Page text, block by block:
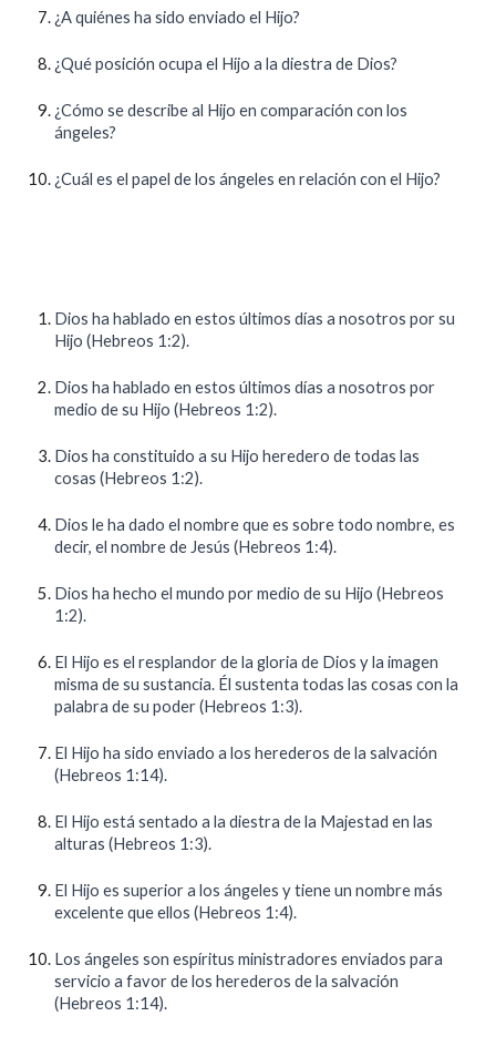
¿A quiénes ha sido enviado el Hijo?
¿Qué posición ocupa el Hijo a la diestra de Dios?
¿Cómo se describe al Hijo en comparación con los
ángeles?
¿Cuál es el papel de los ángeles en relación con el Hijo?
Dios ha hablado en estos últimos días a nosotros por su
Hijo (Hebreos 1:2).
Dios ha hablado en estos últimos días a nosotros por
medio de su Hijo (Hebreos 1:2).
Dios ha constituido a su Hijo heredero de todas las
cosas (Hebreos 1:2).
Dios le ha dado el nombre que es sobre todo nombre, es
decir, el nombre de Jesús (Hebreos 1:4).
Dios ha hecho el mundo por medio de su Hijo (Hebreos
1:2).
El Hijo es el resplandor de la gloria de Dios y la imagen
misma de su sustancia. Él sustenta todas las cosas con la
palabra de su poder (Hebreos 1:3).
El Hijo ha sido enviado a los herederos de la salvación
(Hebreos 1:14).
El Hijo está sentado a la diestra de la Majestad en las
alturas (Hebreos 1:3).
El Hijo es superior a los ángeles y tiene un nombre más
excelente que ellos (Hebreos 1:4).
Los ángeles son espíritus ministradores enviados para
servicio a favor de los herederos de la salvación
(Hebreos 1:14).